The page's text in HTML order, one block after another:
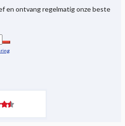
en ontvang regelmatig onze beste